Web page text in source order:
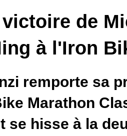
de
à l'Iron
remporte sa
Marathon
se hisse à la